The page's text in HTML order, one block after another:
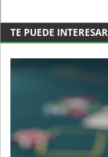
TE PUEDE INTERESAR